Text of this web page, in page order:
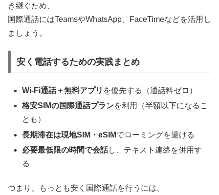
き継ぐため、
国際通話にはTeamsやWhatsApp、FaceTimeなどを活用し
ましょう。
安く電話するための実践まとめ
Wi-Fi通話＋無料アプリ を優先する（通話料ゼロ）
格安SIMの国際通話プランを利用（半額以下になるこ
とも）
長期滞在は現地SIM・eSIMでローミングを避ける
必要最低限の時間で会話し、テキスト連絡を併用す
る
つまり、もっとも安く国際通話を行うには、